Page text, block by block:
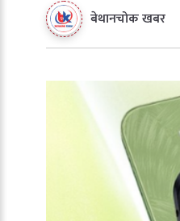
बेथानचोक खबर